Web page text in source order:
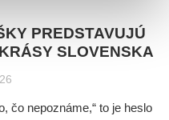
PREDSTAVUJÚ
SLOVENSKA
čo nepoznáme,“ to je heslo